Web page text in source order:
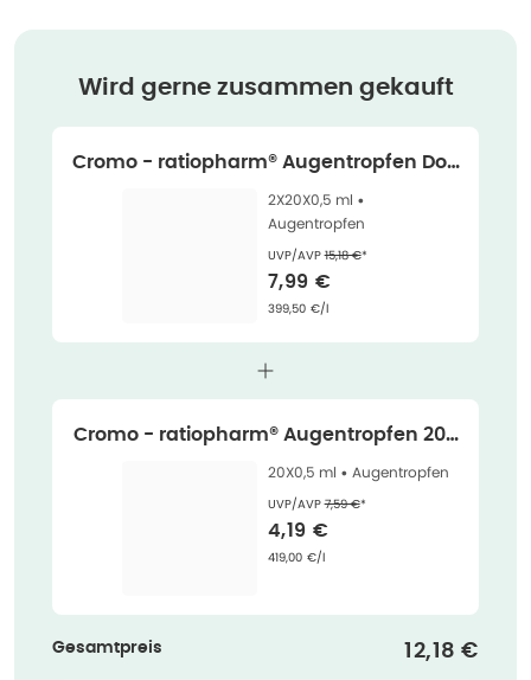
Wird gerne zusammen gekauft
Cromo - ratiopharm® Augentropfen Dop
pelpack 2X20X0,5 ml
2X20X0,5 ml •
Augentropfen
UVP/AVPEhemaliger Preis (U V P)
15,18 €*
Verkaufspreis
7,99 €
Grundpreis
399,50 €/l
Cromo - ratiopharm® Augentropfen 20X
0,5 ml20X0,5 ml • Augentropfen
UVP/AVPEhemaliger Preis (U V P)
7,59 €*
Verkaufspreis
4,19 €
Grundpreis
419,00 €/l
Gesamtpreis 12,18 €